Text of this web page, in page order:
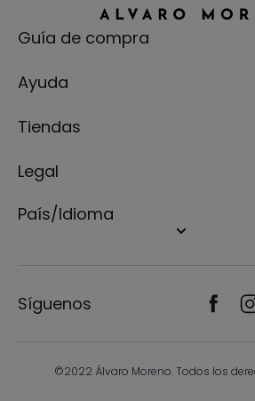
Guía de compra
Ayuda
Tiendas
Legal
País/Idioma
Síguenos
©2022 Álvaro Moreno. Todos los